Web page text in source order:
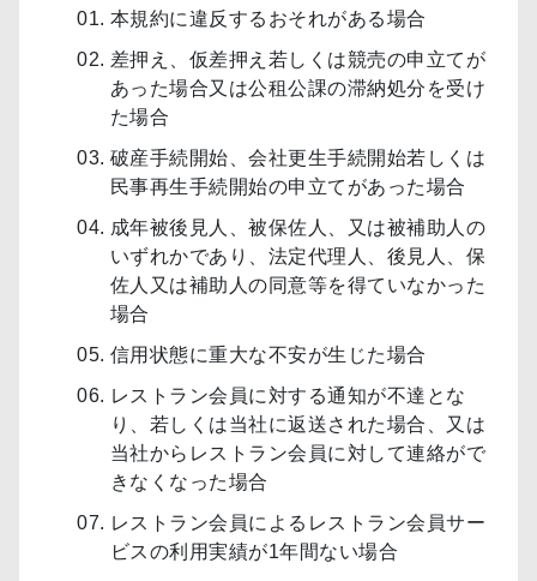
本規約に違反するおそれがある場合
差押え、仮差押え若しくは競売の申立てが
あった場合又は公租公課の滞納処分を受け
た場合
破産手続開始、会社更生手続開始若しくは
民事再生手続開始の申立てがあった場合
成年被後見人、被保佐人、又は被補助人の
いずれかであり、法定代理人、後見人、保
佐人又は補助人の同意等を得ていなかった
場合
信用状態に重大な不安が生じた場合
レストラン会員に対する通知が不達とな
り、若しくは当社に返送された場合、又は
当社からレストラン会員に対して連絡がで
きなくなった場合
レストラン会員によるレストラン会員サー
ビスの利用実績が1年間ない場合